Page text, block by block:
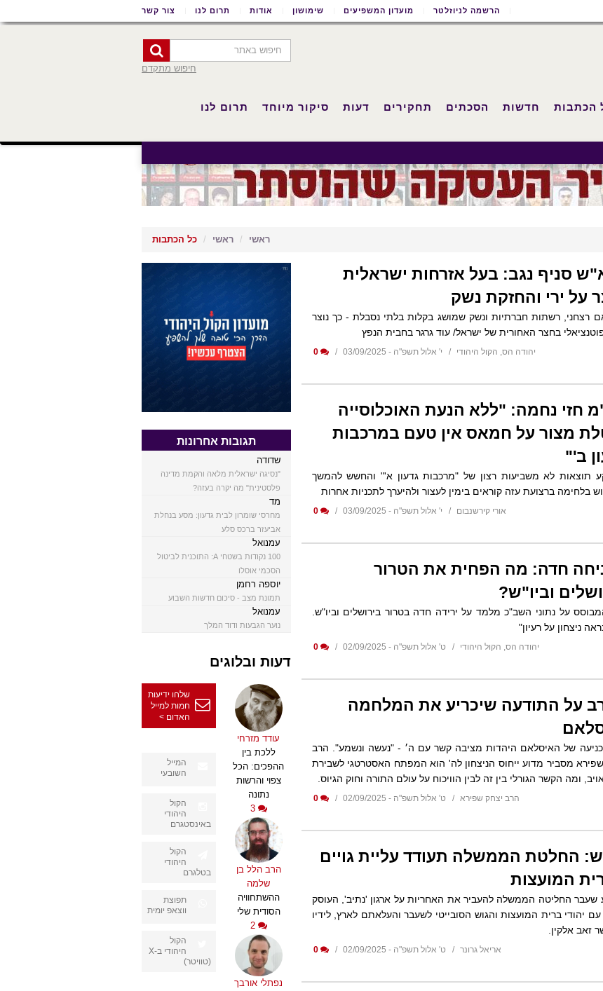
הרשמה לניוזלטר מועדון המשפיעים שימושון אודות תרום לנו צור קשר
חיפוש מתקדם
הכתבות חדשות הסכתים תחקירים דעות סיקור מיוחד תרום לנו
ראשי ראשי כל הכתבות
סניף נגב: בעל אזרחות ישראלית
על ירי והחזקת נשק
רצחני, רשתות חברתיות ונשק שמושג בקלות בלתי נסבלת - כך נוצר
בחצר האחורית של ישראל/ עוד גרגר בחבית הנפץ
יהודה הס, הקול היהודי י' אלול תשפ"ה - 03/09/2025 0
חזי נחמה: "ללא הנעת האוכלוסייה
מצור על חמאס אין טעם במרכבות
ב'"
תוצאות לא משביעות רצון של "מרכבות גדעון א'" והחשש להמשך
בלחימה ברצועת עזה קוראים בימין לעצור ולהיערך לתכניות אחרות
אורי קירשנבום י' אלול תשפ"ה - 03/09/2025 0
חדה: מה הפחית את הטרור
וביו"ש?
על נתוני השב"כ מלמד על ירידה חדה בטרור בירושלים וביו"ש.
ניצחון על רעיון"
יהודה הס, הקול היהודי ט' אלול תשפ"ה - 02/09/2025 0
על התודעה שיכריע את המלחמה
של האיסלאם היהדות מציבה קשר עם ה׳ - "נעשה ונשמע". הרב
מסביר מדוע ייחוס הניצחון לה' הוא המפתח האסטרטגי לשבירת
ומה הקשר הגורלי בין זה לבין הוויכוח על עולם התורה וחוק הגיוס.
הרב יצחק שפירא ט' אלול תשפ"ה - 02/09/2025 0
החלטת הממשלה תעודד עליית גויים
המועצות
שעבר החליטה הממשלה להעביר את האחריות על ארגון 'נתיב', העוסק
יהודי ברית המועצות והגוש הסובייטי לשעבר והעלאתם לארץ, לידיו
זאב אלקין.
אריאל גרונר ט' אלול תשפ"ה - 02/09/2025 0
תגובות אחרונות
שדודה
"נסיגה ישראלית מלאה והקמת מדינה
פלסטינית" מה יקרה בעזה?
מד
מחרסי שומרון לבית גדעון: מסע בנחלת
אביעזר ברכס סלע
עמנואל
100 נקודות בשטחי A: התוכנית לביטול
הסכמי אוסלו
יוספה רחמן
תמונת מצב - סיכום חדשות השבוע
עמנואל
נוער הגבעות ודוד המלך
דעות ובלוגים
עודד מזרחי
ללכת בין
ההפכים: הכל
צפוי והרשות
נתונה
3
הרב הלל בן
שלמה
ההשתחוויה
הסודית שלי
2
נפתלי אורבך
שלחו ידיעות
חמות למייל
האדום >
המייל
השובעי
הקול
היהודי
באינסטגרם
הקול
היהודי
בטלגרם
תפוצת
ווצאפ יומית
הקול
היהודי ב-X
(טוויטר)